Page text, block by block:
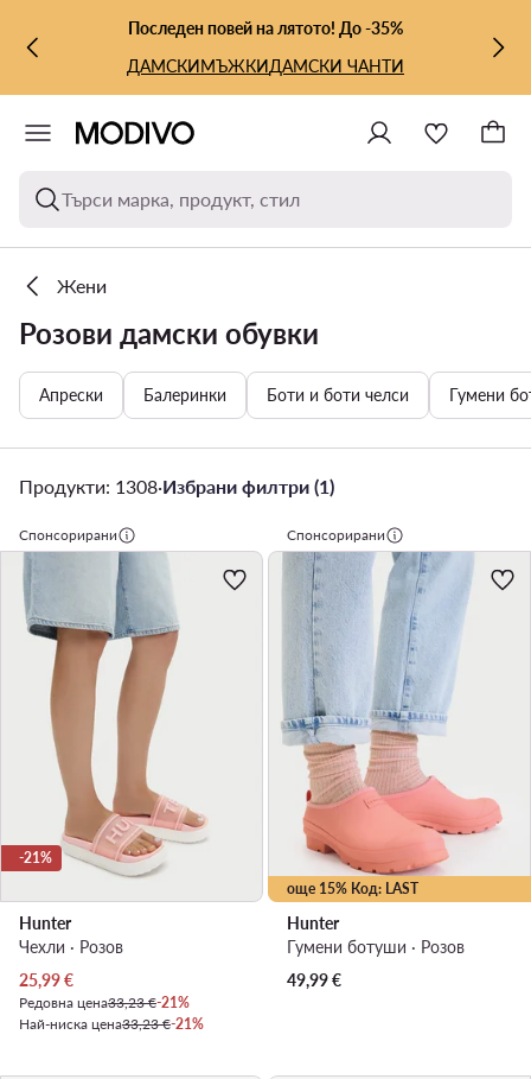
КЪМ ОСНОВНОТО СЪДЪРЖАНИЕ
КЪМ ТЪРСЕНЕПоследен повей на лятото! До -35%
ДАМСКИМЪЖКИДАМСКИ ЧАНТИ
Търси марка, продукт, стил
Жени
Розови дамски обувки
Апрески Балеринки Боти и боти челси Гумени
Продукти: 1308·Избрани филтри (1)
Спонсорирани
-21%
Hunter
Чехли · Розов
Актуална цена
25,99€
Редовна цена33,23 €-21%
Най-ниска цена33,23 €-21%
Спонсорирани
още 15% Код: LAST
Hunter
Гумени ботуши · Розов
49,99€